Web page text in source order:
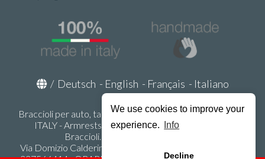
We use cookies to improve your
experience.
Info
Decline
/ Deutsch - English - Français - Italiano
Braccioli per auto, tappeti auto, accessori auto MADE IN
ITALY - Armrests, Mittelarmlehnen, Accoundoirs -
Braccioli.it - P.Iva IT02178470353
Via Domizio Calderini 8 int. 1 - 37131 Verona (VR) - Italy -